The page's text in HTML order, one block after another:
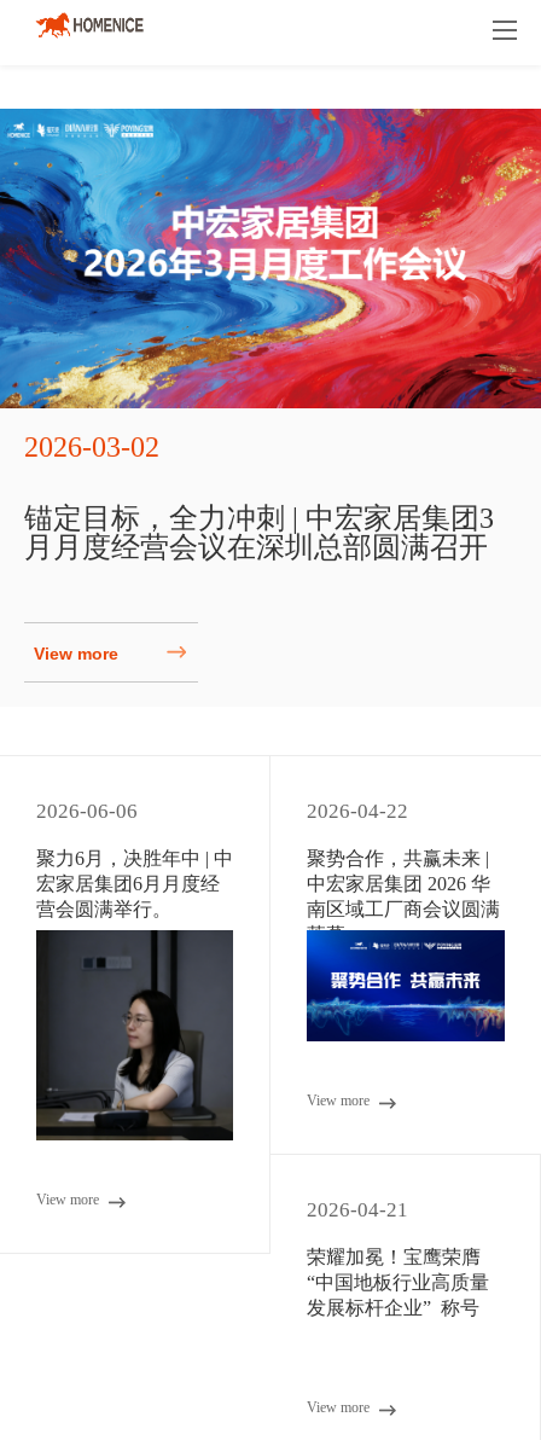
品牌介绍
2026-03-02
锚定目标，全力冲刺 | 中宏家居集团3
月月度经营会议在深圳总部圆满召开
View more
2026-06-06
聚力6月，决胜年中 | 中
宏家居集团6月月度经
营会圆满举行。
View more
2026-04-22
聚势合作，共赢未来 |
中宏家居集团 2026 华
南区域工厂商会议圆满
落幕
View more
2026-04-21
荣耀加冕！宝鹰荣膺
“中国地板行业高质量
发展标杆企业” 称号
View more